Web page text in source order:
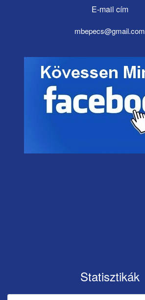
E-mail cím
mbepecs@gmail.com
Statisztikák